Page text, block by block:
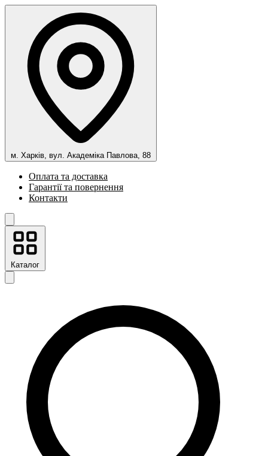
м. Харків, вул. Академіка Павлова, 88
Оплата та доставка
Гарантії та повернення
Контакти
Каталог